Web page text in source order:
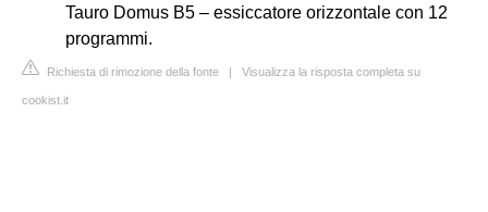
Tauro Domus B5 – essiccatore orizzontale con 12
programmi.
Richiesta di rimozione della fonte | Visualizza la risposta completa su
cookist.it